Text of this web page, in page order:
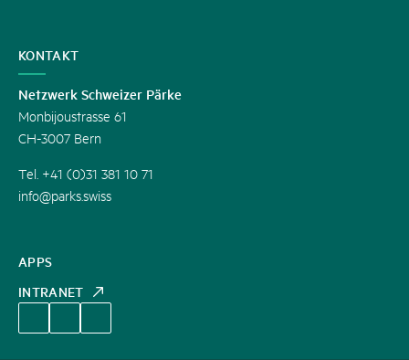
APPS
INTRANET
KONTAKT
Netzwerk Schweizer Pärke
Monbijoustrasse 61
CH-3007 Bern
Tel. +41 (0)31 381 10 71
info@parks.swiss